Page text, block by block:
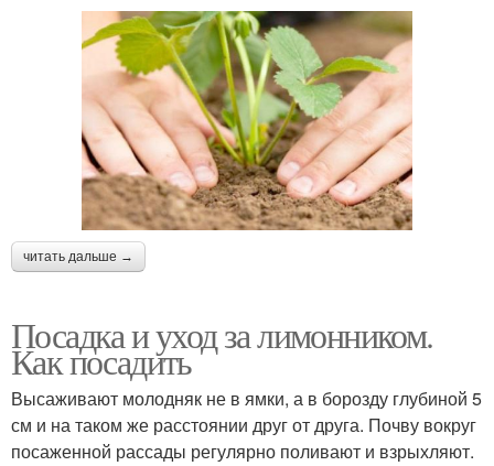
читать дальше →
Посадка и уход за лимонником.
Как посадить
Высаживают молодняк не в ямки, а в борозду глубиной 5
см и на таком же расстоянии друг от друга. Почву вокруг
посаженной рассады регулярно поливают и взрыхляют.